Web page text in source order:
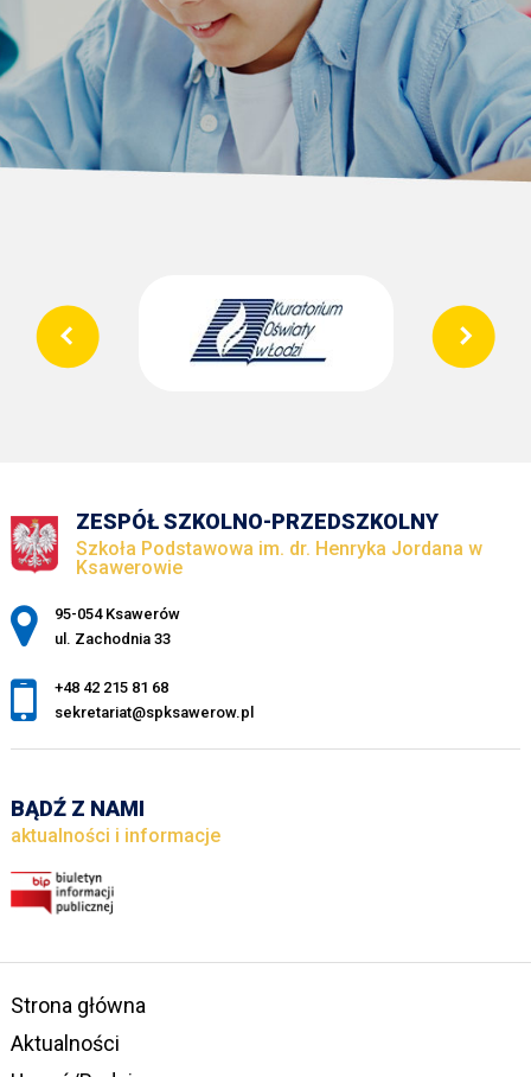
ZESPÓŁ SZKOLNO-PRZEDSZKOLNY
Szkoła Podstawowa im. dr. Henryka Jordana w
Ksawerowie
Adres pocztowy:
95-054 Ksawerów
ul. Zachodnia 33
+48 42 215 81 68
sekretariat@spksawerow.pl
BĄDŹ Z NAMI
aktualności i informacje
Strona główna
Aktualności